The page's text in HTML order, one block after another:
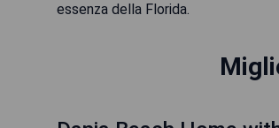
essenza della Florida.